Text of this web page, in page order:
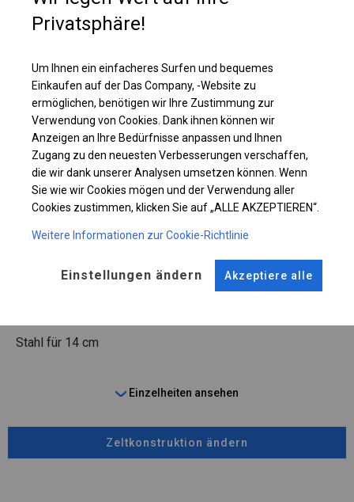
Plane ändern
KONSTRUKTION
WINTER
ANSCHLÜSSE
fi 54 mm
Stahl für 14 cm
Einzelheiten ansehen
Zeltkonstruktion ändern
Privatsphäre!
Um Ihnen ein einfacheres Surfen und bequemes
Einkaufen auf der Das Company, -Website zu
ermöglichen, benötigen wir Ihre Zustimmung zur
Verwendung von Cookies. Dank ihnen können wir
Anzeigen an Ihre Bedürfnisse anpassen und Ihnen
Zugang zu den neuesten Verbesserungen verschaffen,
die wir dank unserer Analysen umsetzen können. Wenn
Sie wie wir Cookies mögen und der Verwendung aller
Cookies zustimmen, klicken Sie auf „ALLE AKZEPTIEREN“.
Weitere Informationen zur Cookie-Richtlinie
Einstellungen ändern Akzeptiere alle